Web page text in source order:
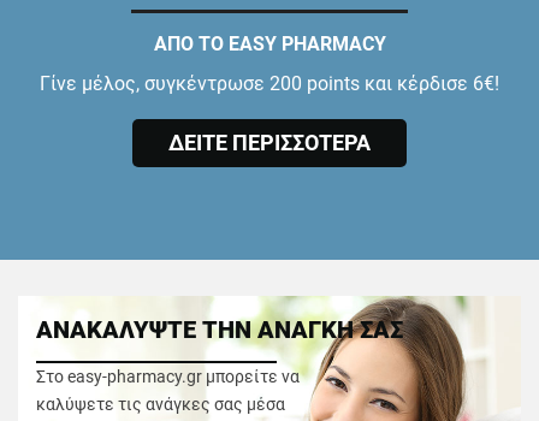
ΑΠΟ ΤΟ EASY PHARMACY
Γίνε μέλος, συγκέντρωσε 200 points και κέρδισε 6€!
ΔΕΙΤΕ ΠΕΡΙΣΣΟΤΕΡΑ
ΑΝΑΚΑΛΥΨΤΕ ΤΗΝ ΑΝΑΓΚΗ ΣΑΣ
Στο easy-pharmacy.gr μπορείτε να
καλύψετε τις ανάγκες σας μέσα